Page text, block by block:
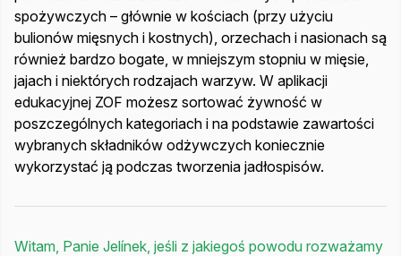
spożywczych – głównie w kościach (przy użyciu
bulionów mięsnych i kostnych), orzechach i nasionach są
również bardzo bogate, w mniejszym stopniu w mięsie,
jajach i niektórych rodzajach warzyw. W aplikacji
edukacyjnej ZOF możesz sortować żywność w
poszczególnych kategoriach i na podstawie zawartości
wybranych składników odżywczych koniecznie
wykorzystać ją podczas tworzenia jadłospisów.
Witam, Panie Jelínek, jeśli z jakiegoś powodu rozważamy